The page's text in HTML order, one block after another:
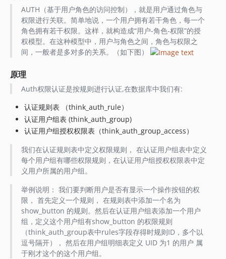
AUTH（基于用户角色的访问控制），就是用户通过角色与
权限进行关联。简单地说，一个用户拥有若干角色，每一个
角色拥有若干权限。这样，就构造成“用户-角色-权限”的授
权模型。在这种模型中，用户与角色之间，角色与权限之
间，一般者是多对多的关系。（如下图）
原理
Auth权限认证是按规则进行认证,在数据库中我们有:
认证规则表 （think_auth_rule）
认证用户组表 (think_auth_group)
认证用户组授权权限表（think_auth_group_access）
我们在认证规则表中定义权限规则， 在认证用户组表中定义
每个用户组有哪些权限规则，在认证用户组授权权限表中定
义用户所属的用户组。
举例说明： 我们要判断用户是否有显示一个操作按钮的权
限， 首先定义一个规则， 在规则表中添加一个名为
show_button 的规则。然后在认证用户组表添加一个用户
组，定义这个用户组有show_button 的权限规则
（think_auth_group表中rules字段存得时规则ID，多个以
逗号隔开）， 然后在用户组明细表定义 UID 为1 的用户 属
于刚才这个的这个用户组。